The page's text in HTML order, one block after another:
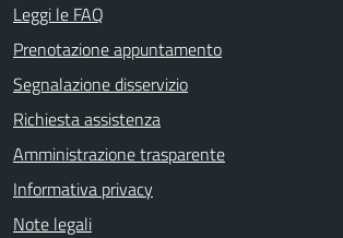
Leggi le FAQ
Prenotazione appuntamento
Segnalazione disservizio
Richiesta assistenza
Amministrazione trasparente
Informativa privacy
Note legali